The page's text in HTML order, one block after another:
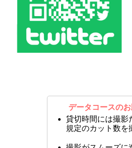
データコースの
貸切時間には撮影
規定のカット数を